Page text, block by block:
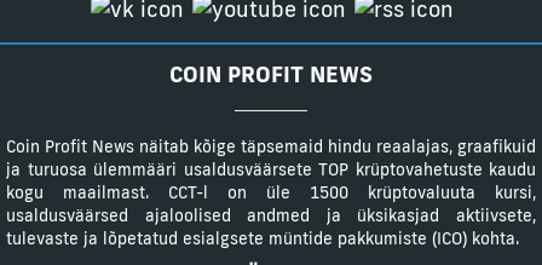
COIN PROFIT NEWS
Coin Profit News näitab kõige täpsemaid hindu reaalajas, graafikuid
ja turuosa ülemmääri usaldusväärsete TOP krüptovahetuste kaudu
kogu maailmast. CCT-l on üle 1500 krüptovaluuta kursi,
usaldusväärsed ajaloolised andmed ja üksikasjad aktiivsete,
tulevaste ja lõpetatud esialgsete müntide pakkumiste (ICO) kohta.